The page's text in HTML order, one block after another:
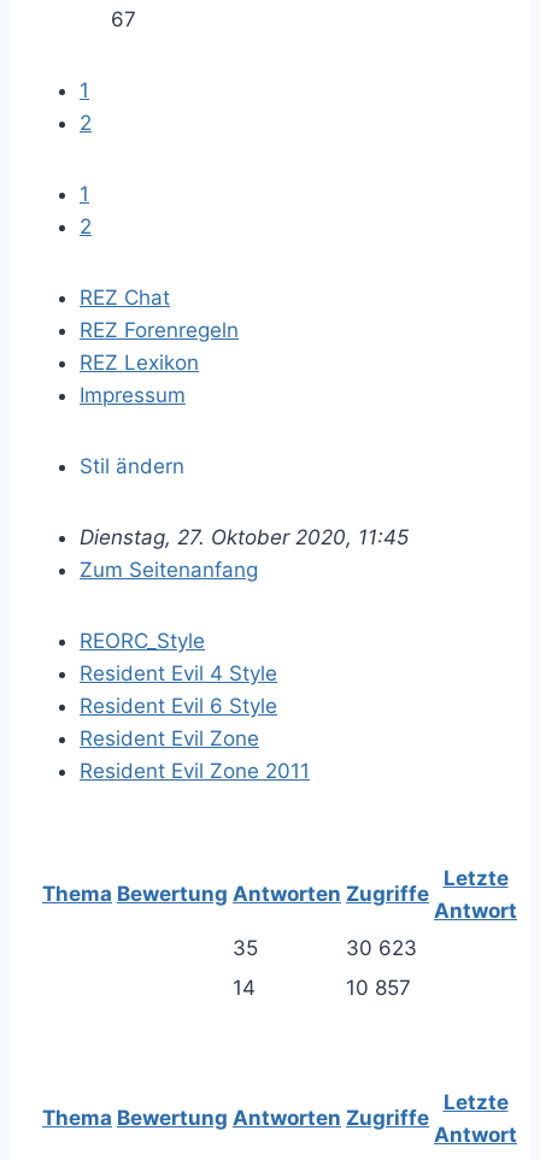
67
1
2
1
2
REZ Chat
REZ Forenregeln
REZ Lexikon
Impressum
Stil ändern
Dienstag, 27. Oktober 2020, 11:45
Zum Seitenanfang
REORC_Style
Resident Evil 4 Style
Resident Evil 6 Style
Resident Evil Zone
Resident Evil Zone 2011
Thema Bewertung Antworten Zugriffe
Letzte
Antwort
35
30 623
14
10 857
Thema Bewertung Antworten Zugriffe
Letzte
Antwort